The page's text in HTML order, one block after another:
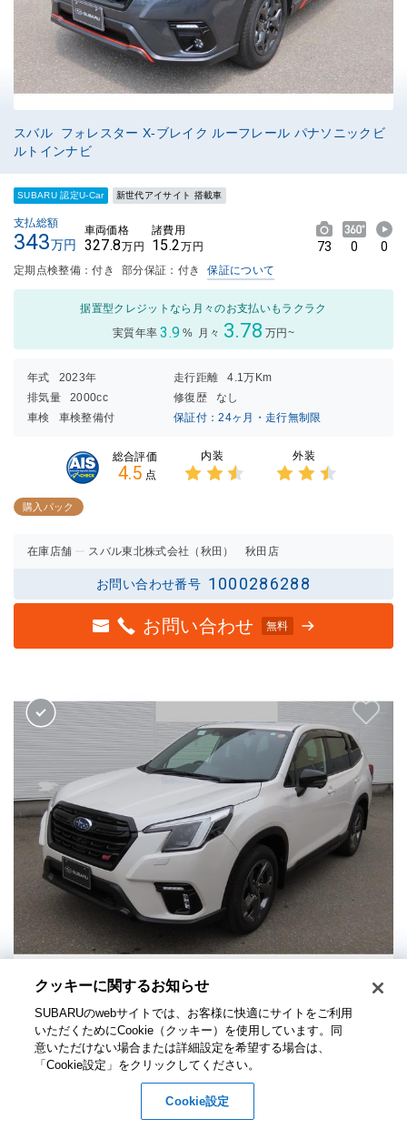
スバル フォレスター X-ブレイク ルーフレール パナソニックビ
ルトインナビ
SUBARU 認定U-Car 新世代アイサイト 搭載車
支払総額
343万円
車両価格
327.8万円
諸費用
15.2万円 73 0 0
定期点検整備：付き 部分保証：付き 保証について
据置型クレジットなら月々のお支払いもラクラク
実質年率 3.9 % 月々 3.78 万円~
年式 2023年 走行距離
4.1万Km
排気量
2000cc 修復歴
なし
車検
車検整備付 保証付：24ヶ月・走行無制限
総合評価
4.5 点
内装 外装
購入パック
在庫店舗 スバル東北株式会社（秋田） 秋田店
お問い合わせ番号 1000286288
お問い合わせ 無料
スバル フォレスター STIスポーツ《今がチャンス!お買い得設定
車》
SUBARU 認定U-Car 新世代アイサイト 搭載車
21.4万円
クッキーに関するお知らせ​
SUBARUのwebサイトでは、お客様に快適にサイトをご利用
いただくためにCookie（クッキー）を使用しています。​ 同
意いただけない場合または詳細設定を希望する場合は、
「Cookie設定」をクリックしてください。​
Cookie設定